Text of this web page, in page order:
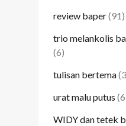
review baper(91)
trio melankolis
(6)
tulisan bertema
urat malu putus
WIDY dan tetek